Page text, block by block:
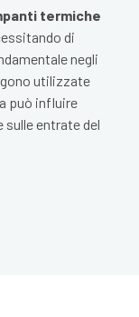
termiche
di
negli
utilizzate
può influire
sulle entrate del